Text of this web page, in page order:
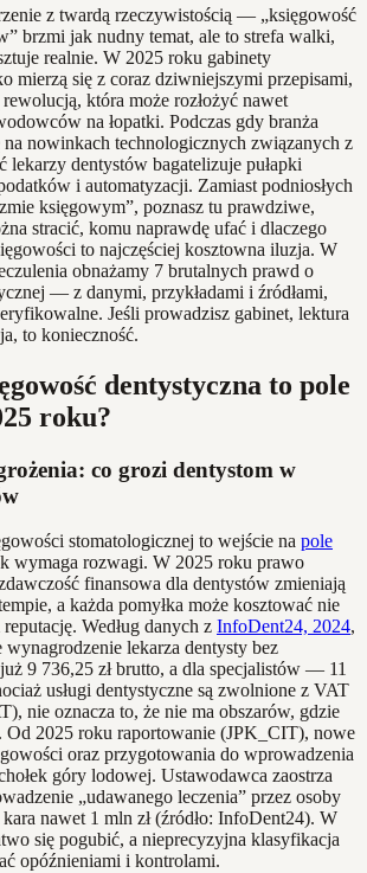
z twardą rzeczywistością — „księgowość
brzmi jak nudny temat, ale to strefa walki,
realnie. W 2025 roku gabinety
mierzą się z coraz dziwniejszymi przepisami,
która może rozłożyć nawet
na łopatki. Podczas gdy branża
na nowinkach technologicznych związanych z
lekarzy dentystów bagatelizuje pułapki
i automatyzacji. Zamiast podniosłych
księgowym”, poznasz tu prawdziwe,
stracić, komu naprawdę ufać i dlaczego
to najczęściej kosztowna iluzja. W
obnażamy 7 brutalnych prawd o
— z danymi, przykładami i źródłami,
Jeśli prowadzisz gabinet, lektura
to konieczność.
dentystyczna to pole
roku?
co grozi dentystom w
stomatologicznej to wejście na pole
wymaga rozwagi. W 2025 roku prawo
finansowa dla dentystów zmieniają
a każda pomyłka może kosztować nie
Według danych z InfoDent24, 2024,
lekarza dentysty bez
9 736,25 zł brutto, a dla specjalistów — 11
usługi dentystyczne są zwolnione z VAT
nie oznacza to, że nie ma obszarów, gdzie
Od 2025 roku raportowanie (JPK_CIT), nowe
oraz przygotowania do wprowadzenia
góry lodowej. Ustawodawca zaostrza
„udawanego leczenia” przez osoby
nawet 1 mln zł (źródło: InfoDent24). W
się pogubić, a nieprecyzyjna klasyfikacja
opóźnieniami i kontrolami.